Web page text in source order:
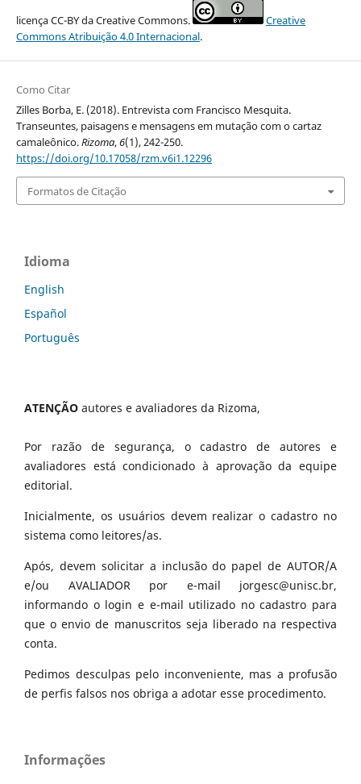
licença CC-BY da Creative Commons.
Creative
Commons Atribuição 4.0 Internacional.
Como Citar
Zilles Borba, E. (2018). Entrevista com Francisco Mesquita.
Transeuntes, paisagens e mensagens em mutação com o cartaz
camaleônico.Rizoma,6(1), 242-250.
https://doi.org/10.17058/rzm.v6i1.12296
Formatos de Citação
Idioma
English
Español
Português
ATENÇÃO autores e avaliadores da Rizoma,
Por razão de segurança, o cadastro de autores e
avaliadores está condicionado à aprovação da equipe
editorial.
Inicialmente, os usuários devem realizar o cadastro no
sistema como leitores/as.
Após, devem solicitar a inclusão do papel de AUTOR/A
e/ou AVALIADOR por e-mail jorgesc@unisc.br,
informando o login e e-mail utilizado no cadastro para
que o envio de manuscritos seja liberado na respectiva
conta.
Pedimos desculpas pelo inconveniente, mas a profusão
de perfis falsos nos obriga a adotar esse procedimento.
Informações